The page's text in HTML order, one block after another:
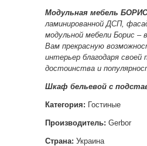
Модульная мебель
ламинированной ДСП,
модульной мебели Борис
Вам прекрасную
интерьер благодаря
достоинства и
Шкаф бельевой с
Категория: Гостиные
Производитель: Gerbor
Страна: Украина